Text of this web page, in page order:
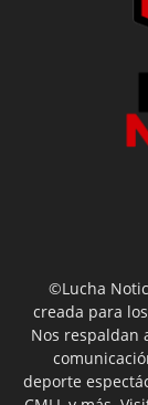
©Lucha
creada para
Nos respaldan
deporte